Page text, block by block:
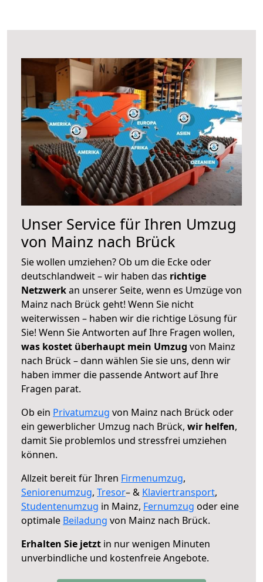
Unser Service für Ihren Umzug
von Mainz nach Brück
Sie wollen umziehen? Ob um die Ecke oder
deutschlandweit – wir haben das richtige
Netzwerkan unserer Seite, wenn es Umzüge von
Mainz nach Brück geht! Wenn Sie nicht
weiterwissen – haben wir die richtige Lösung für
Sie! Wenn Sie Antworten auf Ihre Fragen wollen,
was kostet überhaupt mein Umzug von Mainz
nach Brück – dann wählen Sie sie uns, denn wir
haben immer die passende Antwort auf Ihre
Fragen parat.
Ob ein Privatumzug von Mainz nach Brück oder
ein gewerblicher Umzug nach Brück, wir helfen,
damit Sie problemlos und stressfrei umziehen
können.
Allzeit bereit für Ihren Firmenumzug,
Seniorenumzug, Tresor– & Klaviertransport,
Studentenumzug in Mainz, Fernumzug oder eine
optimale Beiladung von Mainz nach Brück.
Erhalten Sie jetzt in nur wenigen Minuten
unverbindliche und kostenfreie Angebote.